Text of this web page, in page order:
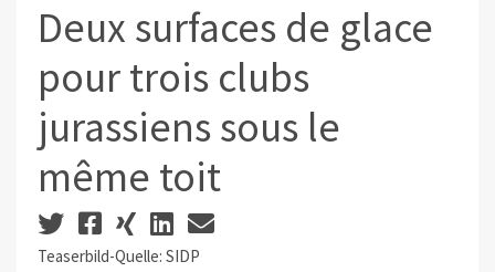
Deux surfaces de glace
pour trois clubs
jurassiens sous le
même toit
Teaserbild-Quelle: SIDP